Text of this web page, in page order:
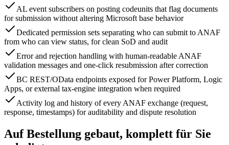
AL event subscribers on posting codeunits that flag documents
for submission without altering Microsoft base behavior
Dedicated permission sets separating who can submit to ANAF
from who can view status, for clean SoD and audit
Error and rejection handling with human-readable ANAF
validation messages and one-click resubmission after correction
BC REST/OData endpoints exposed for Power Platform, Logic
Apps, or external tax-engine integration when required
Activity log and history of every ANAF exchange (request,
response, timestamps) for auditability and dispute resolution
Auf Bestellung gebaut, komplett für Sie